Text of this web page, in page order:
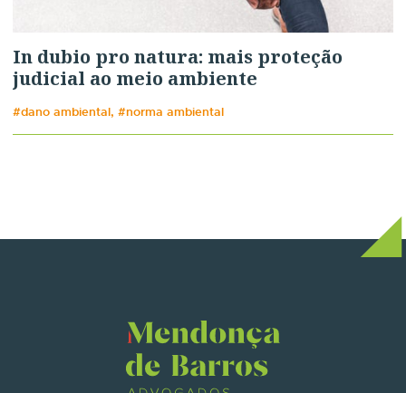
In dubio pro natura: mais proteção
judicial ao meio ambiente
#dano ambiental, #norma ambiental